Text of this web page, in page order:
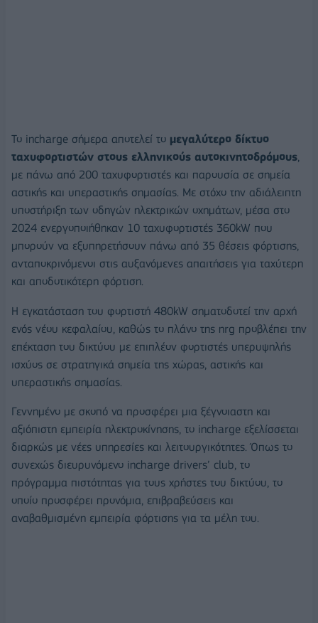
Το incharge σήμερα αποτελεί το μεγαλύτερο δίκτυο
ταχυφορτιστών στους ελληνικούς αυτοκινητοδρόμους
με πάνω από 200 ταχυφορτιστές και παρουσία σε σημεία
αστικής και υπεραστικής σημασίας. Με στόχο την αδιάλειπτη
υποστήριξη των οδηγών ηλεκτρικών οχημάτων, μέσα στο
2024 ενεργοποιήθηκαν 10 ταχυφορτιστές 360kW που
μπορούν να εξυπηρετήσουν πάνω από 35 θέσεις φόρτισης,
ανταποκρινόμενοι στις αυξανόμενες απαιτήσεις για ταχύτερη
και αποδοτικότερη φόρτιση.
Η εγκατάσταση του φορτιστή 480kW σηματοδοτεί την αρχή
ενός νέου κεφαλαίου, καθώς το πλάνο της nrg προβλέπει την
επέκταση του δικτύου με επιπλέον φορτιστές υπερυψηλής
ισχύος σε στρατηγικά σημεία της χώρας, αστικής και
υπεραστικής σημασίας.
Γεννημένο με σκοπό να προσφέρει μια ξέγνοιαστη και
αξιόπιστη εμπειρία ηλεκτροκίνησης, το incharge εξελίσσεται
διαρκώς με νέες υπηρεσίες και λειτουργικότητες. Όπως το
συνεχώς διευρυνόμενο incharge drivers’ club, το
πρόγραμμα πιστότητας για τους χρήστες του δικτύου, το
οποίο προσφέρει προνόμια, επιβραβεύσεις και
αναβαθμισμένη εμπειρία φόρτισης για τα μέλη του.